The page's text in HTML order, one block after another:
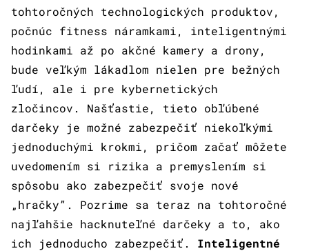
tohtoročných technologických produktov,
počnúc fitness náramkami, inteligentnými
hodinkami až po akčné kamery a drony,
bude veľkým lákadlom nielen pre bežných
ľudí, ale i pre kybernetických
zločincov. Našťastie, tieto obľúbené
darčeky je možné zabezpečiť niekoľkými
jednoduchými krokmi, pričom začať môžete
uvedomením si rizika a premyslením si
spôsobu ako zabezpečiť svoje nové
„hračky”. Pozrime sa teraz na tohtoročné
najľahšie hacknuteľné darčeky a to, ako
ich jednoducho zabezpečiť. Inteligentné